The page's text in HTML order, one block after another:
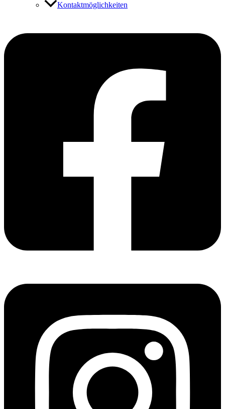
Kontaktmöglichkeiten